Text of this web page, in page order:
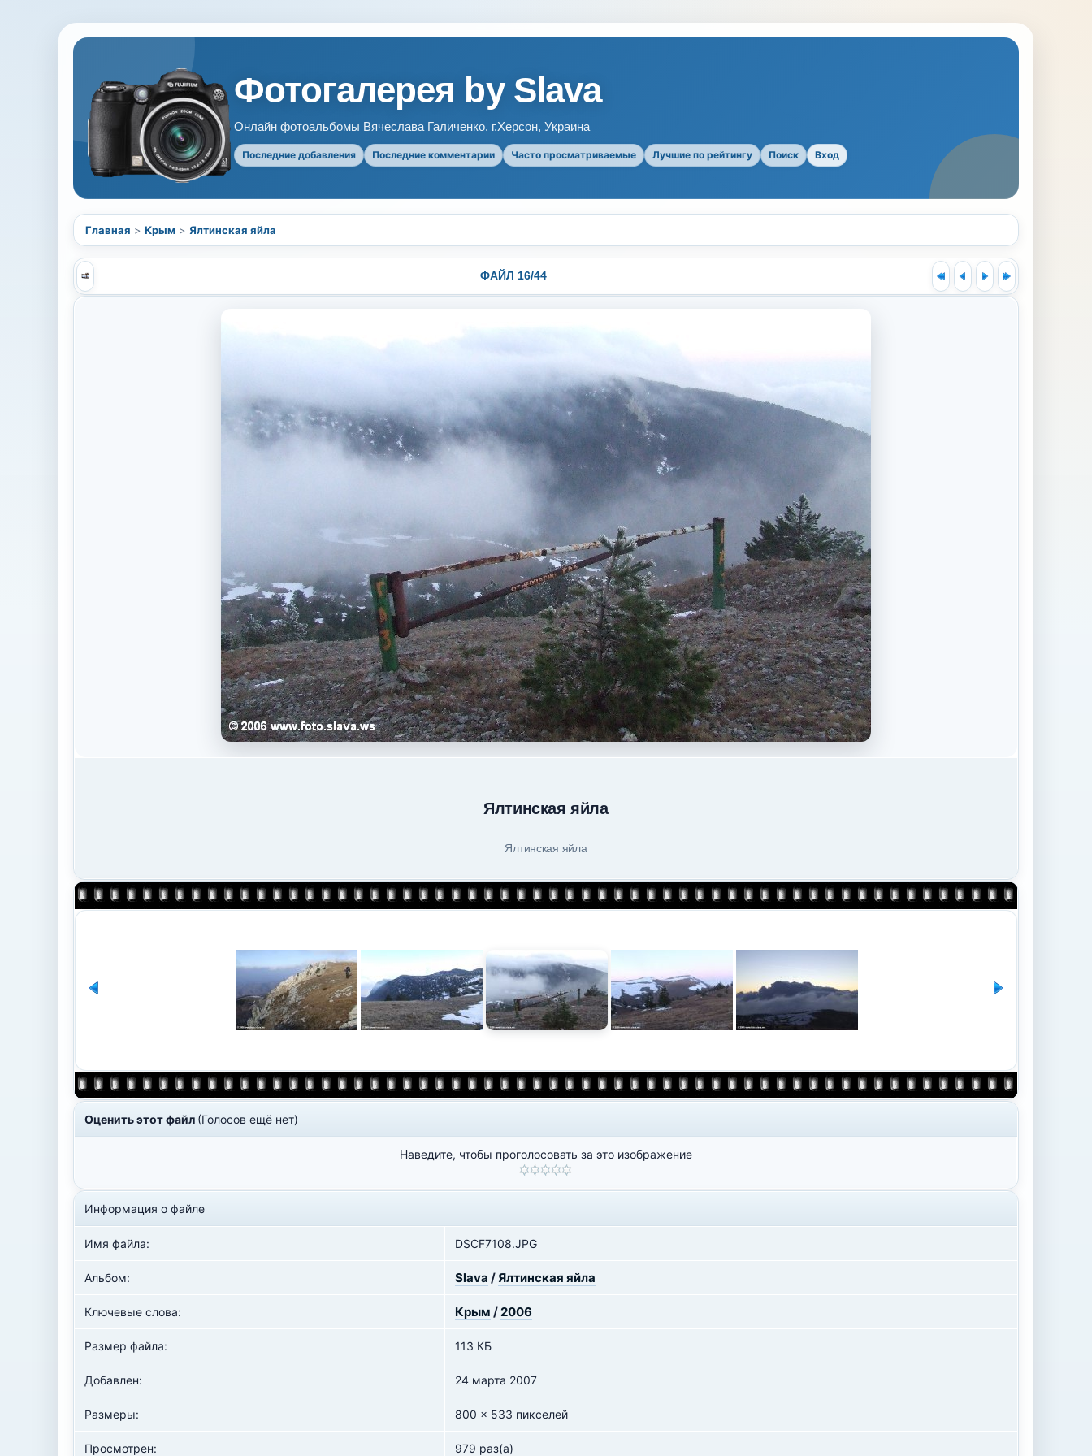
Фотогалерея by Slava
Онлайн фотоальбомы Вячеслава Галиченко. г.Херсон, Украина
Последние добавления Последние комментарии Часто просматриваемые Лучшие по рейтингу Поиск Вход
Главная > Крым > Ялтинская яйла
ФАЙЛ 16/44
Ялтинская яйла
Ялтинская яйла
Оценить этот файл (Голосов ещё нет)
Наведите, чтобы проголосовать за это изображение
Информация о файле
Имя файла: DSCF7108.JPG
Альбом: Slava / Ялтинская яйла
Ключевые слова: Крым /2006
Размер файла: 113 КБ
Добавлен: 24 марта 2007
Размеры: 800 x 533 пикселей
Просмотрен: 979 раз(а)